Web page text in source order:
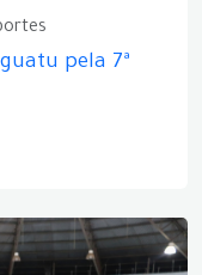
pela 7ª